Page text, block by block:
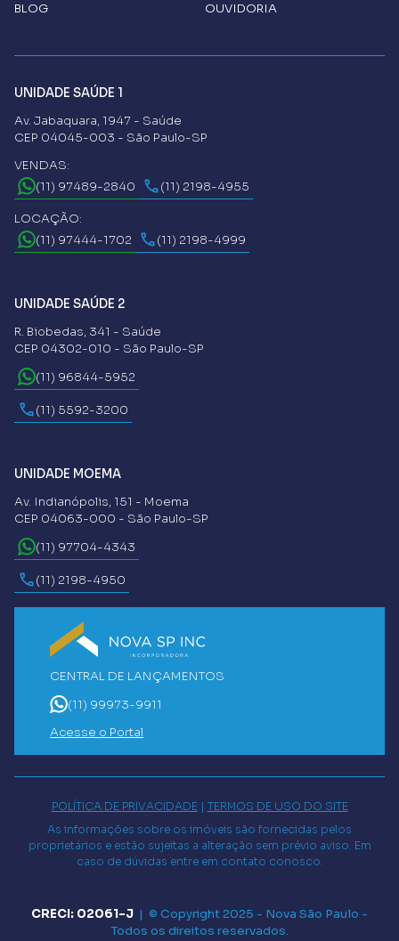
BLOG
OUVIDORIA
UNIDADE SAÚDE 1
Av. Jabaquara, 1947 - Saúde
CEP 04045-003 - São Paulo-SP
VENDAS:
(11) 97489-2840
(11) 2198-4955
LOCAÇÃO:
(11) 97444-1702
(11) 2198-4999
UNIDADE SAÚDE 2
R. Biobedas, 341 - Saúde
CEP 04302-010 - São Paulo-SP
(11) 96844-5952
(11) 5592-3200
UNIDADE MOEMA
Av. Indianópolis, 151 - Moema
CEP 04063-000 - São Paulo-SP
(11) 97704-4343
(11) 2198-4950
CENTRAL DE LANÇAMENTOS
(11) 99973-9911
Acesse o Portal
POLÍTICA DE PRIVACIDADE | TERMOS DE USO DO SITE
As informações sobre os imóveis são fornecidas pelos
proprietários e estão sujeitas a alteração sem prévio aviso. Em
caso de dúvidas entre em contato conosco.
CRECI: 02061-J | © Copyright 2025 - Nova São Paulo -
Todos os direitos reservados.